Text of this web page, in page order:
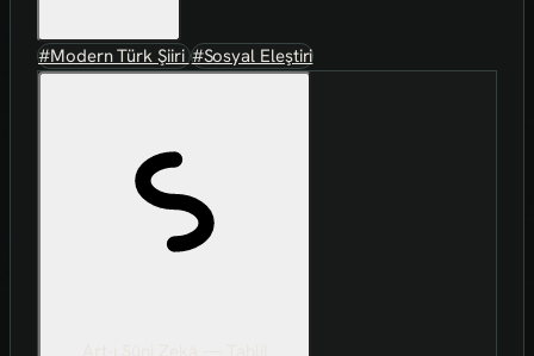
#Modern Türk Şiiri#Sosyal Eleştiri